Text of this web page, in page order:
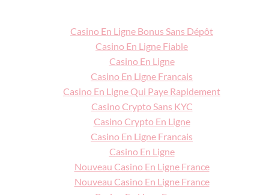
Casino En Ligne Bonus Sans Dépôt
Casino En Ligne Fiable
Casino En Ligne
Casino En Ligne Francais
Casino En Ligne Qui Paye Rapidement
Casino Crypto Sans KYC
Casino Crypto En Ligne
Casino En Ligne Francais
Casino En Ligne
Nouveau Casino En Ligne France
Nouveau Casino En Ligne France